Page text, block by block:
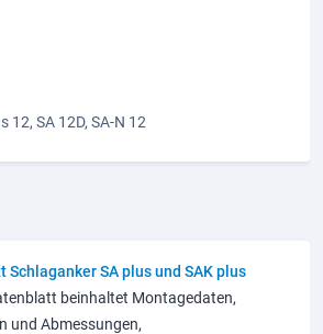
12, SA 12D, SA-N 12
Schlaganker SA plus und SAK plus
beinhaltet Montagedaten,
und Abmessungen,